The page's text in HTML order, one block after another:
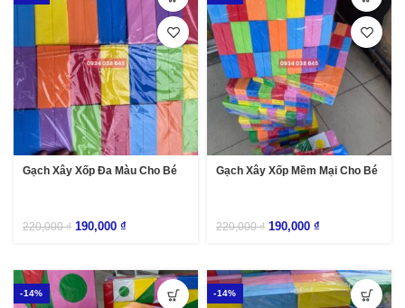
Gạch Xây Xốp Đa Màu Cho Bé
220,000₫ 190,000 ₫
Gạch Xây Xốp Mềm Mại Cho Bé
220,000₫ 190,000 ₫
-14% -14%